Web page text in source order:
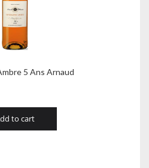
5 Ans Arnaud
to cart